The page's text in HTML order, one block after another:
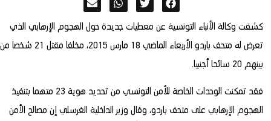
كشفت وكالة الأنباء التونسية عن معطيات جديدة حول الهجوم الإرهابي الذي
تعرض له متحف باردو الأربعاء الماضي 18 مارس 2015، مخلفا مقتل 21 شخصا من
بينهم 20 سائحا أجنبيا.
فقد تمكنت الوحدات الخاصة للأمن التونسي من تحديد هوية 23 متهما بتنفيذ
الهجوم الإرهابي على متحف باردو، وقال وزير الداخلية الغرسلي إن مصالح الأمن